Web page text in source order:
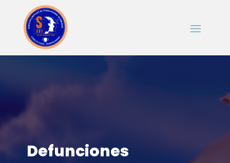
Defunciones